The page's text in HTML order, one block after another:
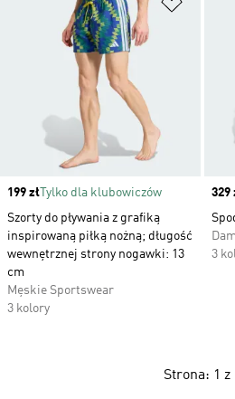
Price
199 zł Tylko dla klubowiczów
Szorty do pływania z grafiką
inspirowaną piłką nożną; długość
wewnętrznej strony nogawki: 13
cm
Męskie Sportswear
3 kolory
329
3
Strona: 1 z